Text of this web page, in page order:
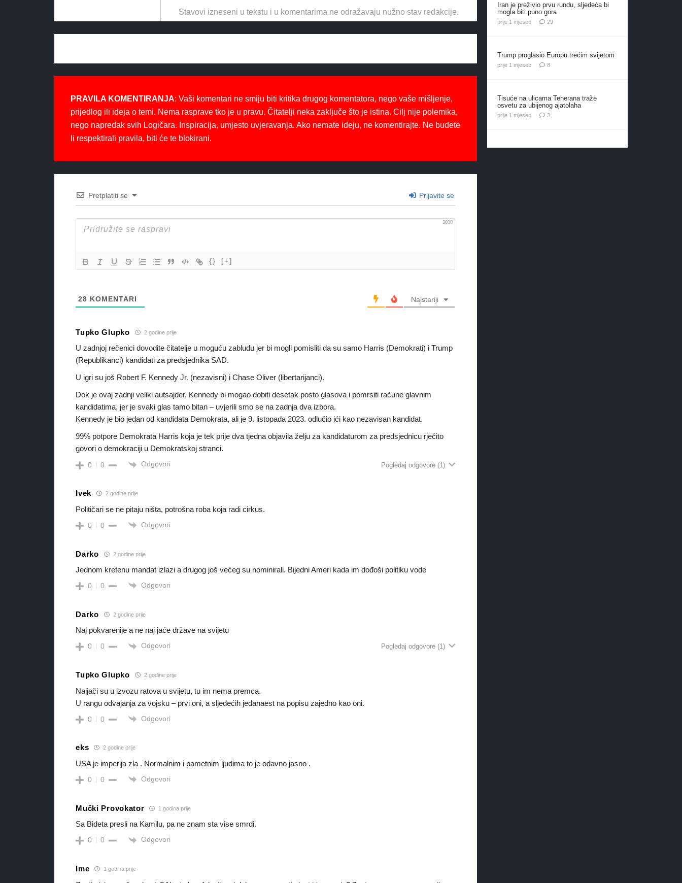
Stavovi izneseni u tekstu i u komentarima ne odražavaju nužno stav redakcije.
PRAVILA KOMENTIRANJA: Vaši komentari ne smiju biti kritika drugog komentatora, nego vaše mišljenje,
prijedlog ili ideja o temi. Nema rasprave tko je u pravu. Čitatelji neka zaključe što je istina. Cilj nije polemika,
nego napredak svih Logičara. Inspiracija, umjesto uvjeravanja. Ako nemate ideju, ne komentirajte. Ne budete
li respektirali pravila, biti će te blokirani.
Pretplatiti se Prijavite se
3000
{} [+]
28 KOMENTARI Najstariji
Tupko Glupko 2 godine prije
U zadnjoj rečenici dovodite čitatelje u moguću zabludu jer bi mogli pomisliti da su samo Harris (Demokrati) i Trump
(Republikanci) kandidati za predsjednika SAD.
U igri su još Robert F. Kennedy Jr. (nezavisni) i Chase Oliver (libertarijanci).
Dok je ovaj zadnji veliki autsajder, Kennedy bi mogao dobiti desetak posto glasova i pomrsiti račune glavnim
kandidatima, jer je svaki glas tamo bitan – uvjerili smo se na zadnja dva izbora.
Kennedy je bio jedan od kandidata Demokrata, ali je 9. listopada 2023. odlučio ići kao nezavisan kandidat.
99% potpore Demokrata Harris koja je tek prije dva tjedna objavila želju za kandidaturom za predsjednicu rječito
govori o demokraciji u Demokratskoj stranci.
0 0 Odgovori Pogledaj odgovore (1)
Ivek 2 godine prije
Političari se ne pitaju ništa, potrošna roba koja radi cirkus.
0 0 Odgovori
Darko 2 godine prije
Jednom kretenu mandat izlazi a drugog još većeg su nominirali. Bijedni Ameri kada im dođoši politiku vode
0 0 Odgovori
Darko 2 godine prije
Naj pokvarenije a ne naj jaće države na svijetu
0 0 Odgovori Pogledaj odgovore (1)
Tupko Glupko 2 godine prije
Najjači su u izvozu ratova u svijetu, tu im nema premca.
U rangu odvajanja za vojsku – prvi oni, a sljedećih jedanaest na popisu zajedno kao oni.
0 0 Odgovori
eks 2 godine prije
USA je imperija zla . Normalnim i pametnim ljudima to je odavno jasno .
0 0 Odgovori
Mučki Provokator 1 godina prije
Sa Bideta presli na Kamilu, pa ne znam sta vise smrdi.
0 0 Odgovori
Ime 1 godina prije
Iran je preživio prvu rundu, sljedeća bi
mogla biti puno gora
prije 1 mjesec 29komentara
Trump proglasio Europu trećim svijetom
prije 1 mjesec 8komentara
Tisuće na ulicama Teherana traže
osvetu za ubijenog ajatolaha
prije 1 mjesec 3komentara